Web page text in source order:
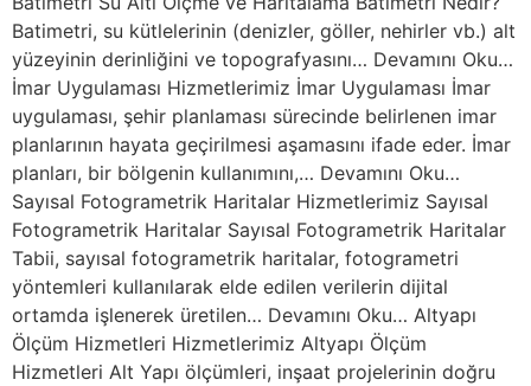
Batimetri, su kütlelerinin (denizler, göller, nehirler vb.) alt
yüzeyinin derinliğini ve topografyasını… Devamını Oku…
İmar Uygulaması Hizmetlerimiz İmar Uygulaması İmar
uygulaması, şehir planlaması sürecinde belirlenen imar
planlarının hayata geçirilmesi aşamasını ifade eder. İmar
planları, bir bölgenin kullanımını,… Devamını Oku…
Sayısal Fotogrametrik Haritalar Hizmetlerimiz Sayısal
Fotogrametrik Haritalar Sayısal Fotogrametrik Haritalar
Tabii, sayısal fotogrametrik haritalar, fotogrametri
yöntemleri kullanılarak elde edilen verilerin dijital
ortamda işlenerek üretilen… Devamını Oku… Altyapı
Ölçüm Hizmetleri Hizmetlerimiz Altyapı Ölçüm
Hizmetleri Alt Yapı ölçümleri, inşaat projelerinin doğru